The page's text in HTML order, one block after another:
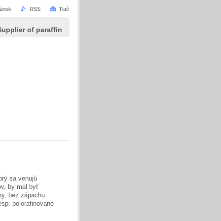
of paraffin
sa venujú
by mal byť
bez zápachu.
polorafinované
RSS Tlač